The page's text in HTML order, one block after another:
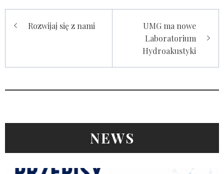
wpisu
Rozwijaj się z nami
UMG ma nowe
Laboratorium
Hydroakustyki
NEWS